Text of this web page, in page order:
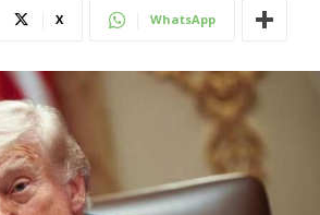
X WhatsApp